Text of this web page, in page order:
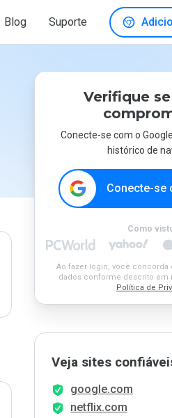
Blog Suporte
Verifique
Conecte-se com o
histórico de
Conecte-se
Como
Ao fazer login, você concorda
dados conforme descrito em
Política de
Veja sites
google.com
netflix.com